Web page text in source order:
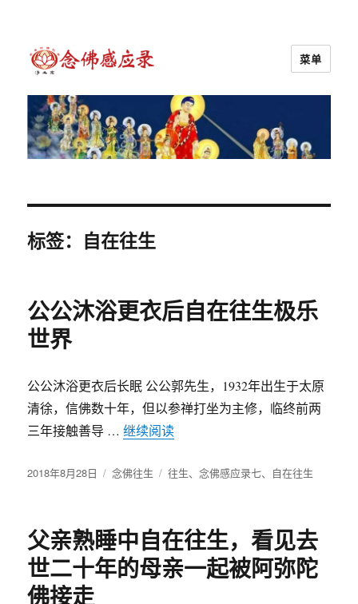
念佛感应录
菜单
标签：自在往生
公公沐浴更衣后自在往生极乐
世界
公公沐浴更衣后长眠 公公郭先生，1932年出生于太原
清徐，信佛数十年，但以参禅打坐为主修，临终前两
三年接触善导 …继续阅读
发
2018年8月28日
分
念佛往生
标
往生、念佛感应录七、 自在往生
父亲熟睡中自在往生，看见去
世二十年的母亲一起被阿弥陀
佛接走